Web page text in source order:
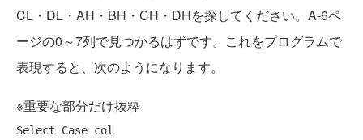
CL・DL・AH・BH・CH・DHを探してください。A-6ペ
ージの0～7列で見つかるはずです。これをプログラムで
表現すると、次のようになります。
※重要な部分だけ抜粋
Select Case col